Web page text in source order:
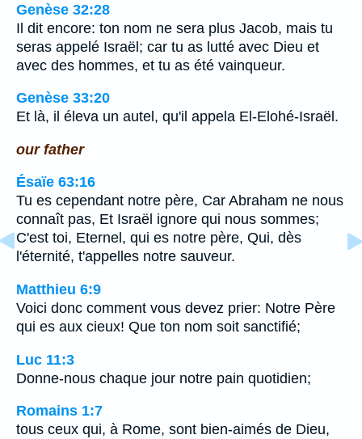
Genèse 32:28
Il dit encore: ton nom ne sera plus Jacob, mais tu
seras appelé Israël; car tu as lutté avec Dieu et
avec des hommes, et tu as été vainqueur.
Genèse 33:20
Et là, il éleva un autel, qu'il appela El-Elohé-Israël.
our father
Ésaïe 63:16
Tu es cependant notre père, Car Abraham ne nous
connaît pas, Et Israël ignore qui nous sommes;
C'est toi, Eternel, qui es notre père, Qui, dès
l'éternité, t'appelles notre sauveur.
Matthieu 6:9
Voici donc comment vous devez prier: Notre Père
qui es aux cieux! Que ton nom soit sanctifié;
Luc 11:3
Donne-nous chaque jour notre pain quotidien;
Romains 1:7
tous ceux qui, à Rome, sont bien-aimés de Dieu,